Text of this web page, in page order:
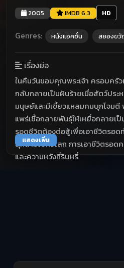
2005 IMDB 6.3 HD
Genres: หนังแอคชั่น สยองข
เรื่องย่อ
ในคืนวันขอบคุณพระเจ้า ครอบครั
กลับกลายเป็นฝันร้ายเมื่อสัตว์ประ
มนุษย์และมีเขี้ยวแหลมคมบุกโจมตี
แพร่เชื้อกลายพันธุ์ให้เหยื่อกลายเ
รอดชีวิตต้องต่อสู้เพื่อเอาชีวิตรอด
ลุกลามไปทั่วโลก การเอาชีวิตรอ
และความหวังที่ริบหรี่
แสดงเพิ่ม